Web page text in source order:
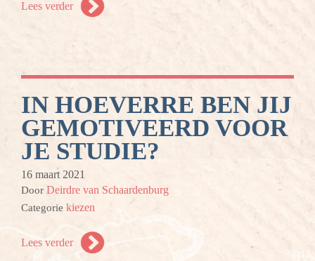
Lees verder
IN HOEVERRE BEN JIJ
GEMOTIVEERD VOOR
JE STUDIE?
16 maart 2021
Door Deirdre van Schaardenburg
Categorie kiezen
Lees verder